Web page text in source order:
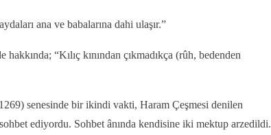
ana ve babalarına dahi ulaşır.”
“Kılıç kınından çıkmadıkça (rûh, bedenden
senesinde bir ikindi vakti, Haram Çeşmesi denilen
ediyordu. Sohbet ânında kendisine iki mektup arzedildi.